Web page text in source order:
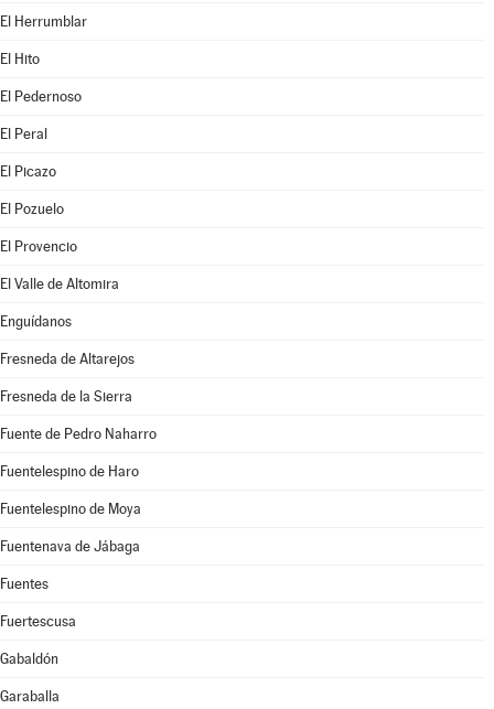
El Herrumblar
El Hito
El Pedernoso
El Peral
El Picazo
El Pozuelo
El Provencio
El Valle de Altomira
Enguídanos
Fresneda de Altarejos
Fresneda de la Sierra
Fuente de Pedro Naharro
Fuentelespino de Haro
Fuentelespino de Moya
Fuentenava de Jábaga
Fuentes
Fuertescusa
Gabaldón
Garaballa